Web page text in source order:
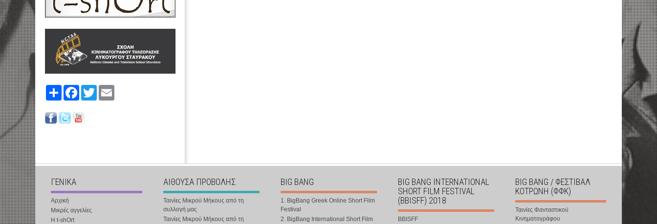
Share FacebookTwitter
ΓΕΝΙΚΑ
Αρχική
Μικρές αγγελίες
Η t-shOrt
ΑΙΘΟΥΣΑ ΠΡΟΒΟΛΗΣ
Ταινίες Μικρού Μήκους από τη
συλλογή μας
Ταινίες Μικρού Μήκους από τη
BIG BANG
1. BigBang Greek Online Short Film
Festival
2. BigBang International Short Film
BIG BANG INTERNATIONAL
SHORT FILM FESTIVAL
(BBISFF) 2018
BBISFF
BIG BANG / ΦΕΣΤΙΒΑΛ
ΚΟΤΡΩΝΗ (ΦΦΚ)
Ταινίες Φανταστικού
Κινηματογράφου